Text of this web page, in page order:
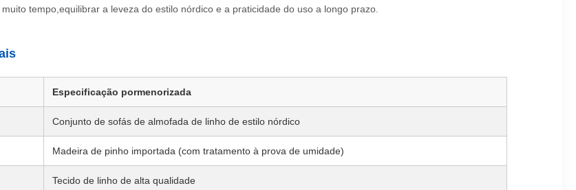
tempo,equilibrar a leveza do estilo nórdico e a praticidade do uso a longo prazo.
Especificação pormenorizada
Conjunto de sofás de almofada de linho de estilo nórdico
Madeira de pinho importada (com tratamento à prova de umidade)
Tecido de linho de alta qualidade